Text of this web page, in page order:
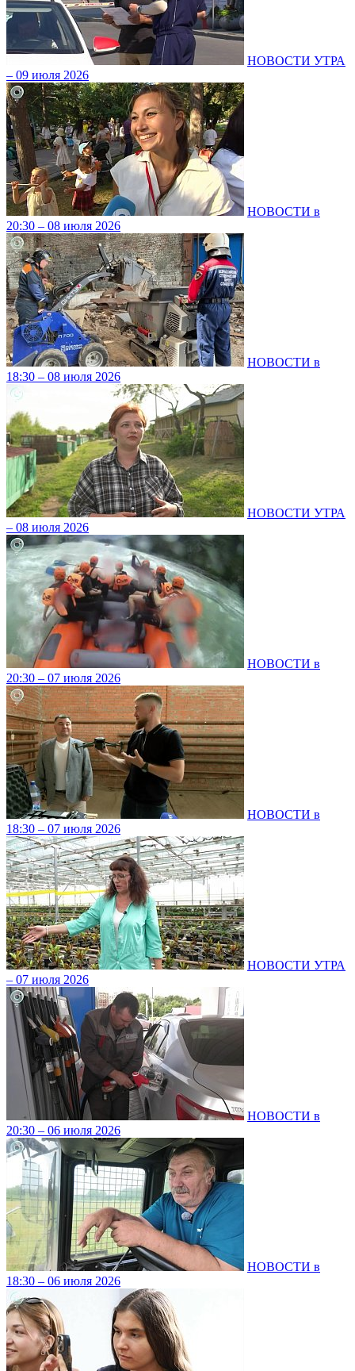
НОВОСТИ УТРА
– 09 июля 2026
НОВОСТИ в
20:30 – 08 июля 2026
НОВОСТИ в
18:30 – 08 июля 2026
НОВОСТИ УТРА
– 08 июля 2026
НОВОСТИ в
20:30 – 07 июля 2026
НОВОСТИ в
18:30 – 07 июля 2026
НОВОСТИ УТРА
– 07 июля 2026
НОВОСТИ в
20:30 – 06 июля 2026
НОВОСТИ в
18:30 – 06 июля 2026